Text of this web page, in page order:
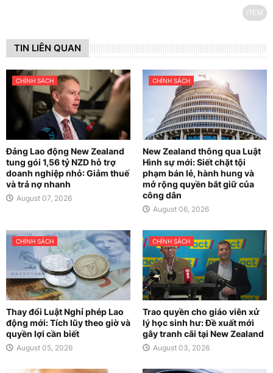
iTEM
TIN LIÊN QUAN
CHÍNH SÁCH
Đảng Lao động New Zealand
tung gói 1,56 tỷ NZD hỗ trợ
doanh nghiệp nhỏ: Giảm thuế
và trả nợ nhanh
August 07, 2026
CHÍNH SÁCH
New Zealand thông qua Luật
Hình sự mới: Siết chặt tội
phạm bán lẻ, hành hung và
mở rộng quyền bắt giữ của
công dân
August 06, 2026
CHÍNH SÁCH
Thay đổi Luật Nghỉ phép Lao
động mới: Tích lũy theo giờ và
quyền lợi cần biết
August 05, 2026
CHÍNH SÁCH
Trao quyền cho giáo viên xử
lý học sinh hư: Đề xuất mới
gây tranh cãi tại New Zealand
August 03, 2026